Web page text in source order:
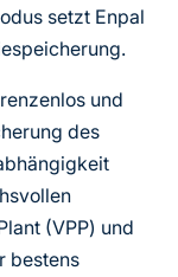
setzt Enpal
und
des
(VPP) und
bestens